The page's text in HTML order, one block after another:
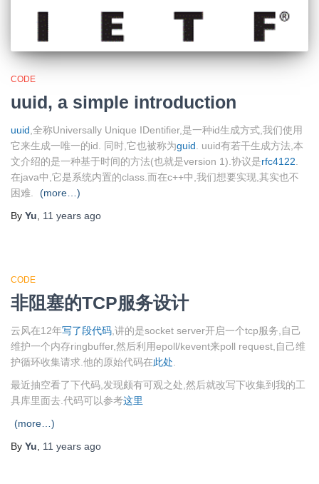
CODE
uuid, a simple introduction
uuid,全称Universally Unique IDentifier,是一种id生成方式,我们使用
它来生成一唯一的id. 同时,它也被称为guid. uuid有若干生成方法,本
文介绍的是一种基于时间的方法(也就是version 1).协议是rfc4122.
在java中,它是系统内置的class.而在c++中,我们想要实现,其实也不
困难.
(more…)
By Yu, 11 years ago
CODE
非阻塞的TCP服务设计
云风在12年写了段代码,讲的是socket server开启一个tcp服务,自己
维护一个内存ringbuffer,然后利用epoll/kevent来poll request,自己维
护循环收集请求.他的原始代码在此处.
最近抽空看了下代码,发现颇有可观之处,然后就改写下收集到我的工
具库里面去.代码可以参考这里
(more…)
By Yu, 11 years ago